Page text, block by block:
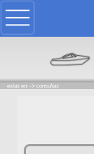
estas en: -> consultas